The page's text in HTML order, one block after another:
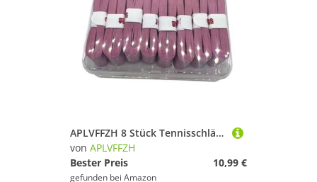
APLVFFZH 8 Stück Tennisschläger Griffband Racket Griffband Badmintonschläger Griffband Overgrip Griffpolsterung Weiche Oberfläche Schweißresistent PU für Tenni, Hell-pink
von APLVFFZH
Bester Preis
10,99 €
gefunden bei Amazon